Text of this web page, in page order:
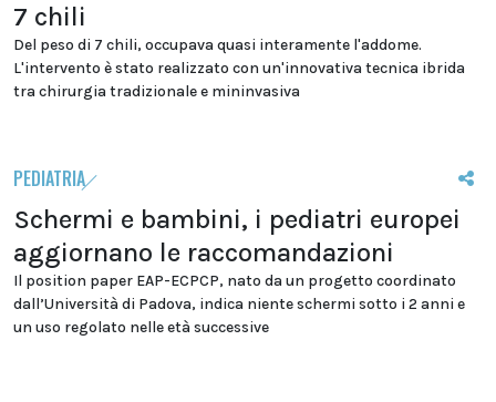
7 chili
Del peso di 7 chili, occupava quasi interamente l'addome.
L'intervento è stato realizzato con un'innovativa tecnica ibrida
tra chirurgia tradizionale e mininvasiva
PEDIATRIA
Schermi e bambini, i pediatri europei
aggiornano le raccomandazioni
Il position paper EAP-ECPCP, nato da un progetto coordinato
dall’Università di Padova, indica niente schermi sotto i 2 anni e
un uso regolato nelle età successive